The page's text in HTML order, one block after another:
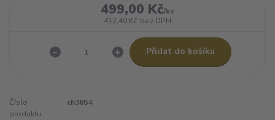
499,00 Kč/ks
412,40 Kč bez DPH
Přidat do košíku
Číslo
produktu:
ch3654